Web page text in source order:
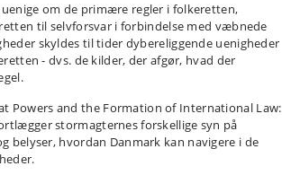
uenige om de primære regler i folkeretten,
til selvforsvar i forbindelse med væbnede
skyldes til tider dybereliggende uenigheder
- dvs. de kilder, der afgør, hvad der
Powers and the Formation of International Law:
stormagternes forskellige syn på
belyser, hvordan Danmark kan navigere i de